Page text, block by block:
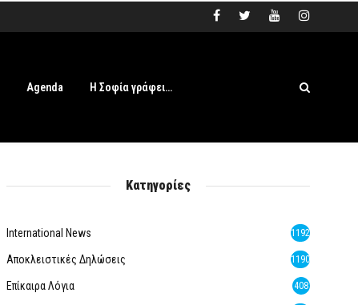
Agenda Η Σοφία γράφει…
Κατηγορίες
International News 1192
Αποκλειστικές Δηλώσεις 1190
Επίκαιρα Λόγια 408